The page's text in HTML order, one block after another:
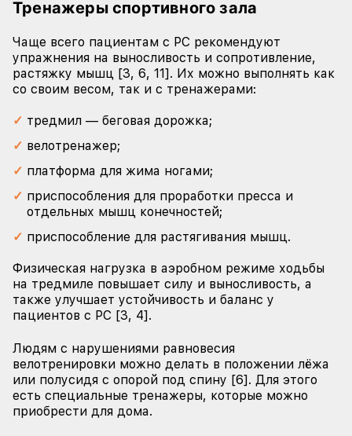
Тренажеры спортивного зала
Чаще всего пациентам с РС рекомендуют
упражнения на выносливость и сопротивление,
растяжку мышц [3, 6, 11]. Их можно выполнять как
со своим весом, так и с тренажерами:
тредмил — беговая дорожка;
велотренажер;
платформа для жима ногами;
приспособления для проработки пресса и
отдельных мышц конечностей;
приспособление для растягивания мышц.
Физическая нагрузка в аэробном режиме ходьбы
на тредмиле повышает силу и выносливость, а
также улучшает устойчивость и баланс у
пациентов с РС [3, 4].
Людям с нарушениями равновесия
велотренировки можно делать в положении лёжа
или полусидя с опорой под спину [6]. Для этого
есть специальные тренажеры, которые можно
приобрести для дома.